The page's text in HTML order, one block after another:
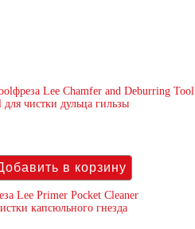
фреза Lee Chamfer and Deburring Tool
чистки дульца гильзы
Lee Primer Pocket Cleaner
капсюльного гнезда